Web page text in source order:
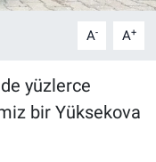
A- A+
yüzlerce
bir Yüksekova